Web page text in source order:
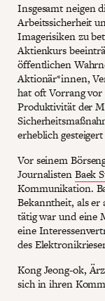
Insgesamt neigen
Arbeitssicherheit
Imagerisiken zu
Aktienkurs
öffentlichen
Aktionär*innen,
hat oft Vorrang
Produktivität der
erheblich
Vor seinem
JournalistenBaek
Kommunikation.
Bekanntheit, als er
tätig war und eine
eine
des
Kong Jeong-ok,
sich in ihren